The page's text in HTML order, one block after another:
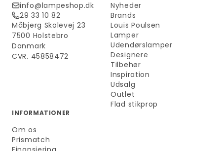
info@lampeshop.dk
29 33 10 82
Måbjerg Skolevej 23
7500 Holstebro
Danmark
CVR. 45858472
Nyheder
Brands
Louis Poulsen
Lamper
Udendørslamper
Designere
Tilbehør
Inspiration
Udsalg
Outlet
Flad stikprop
INFORMATIONER
Om os
Prismatch